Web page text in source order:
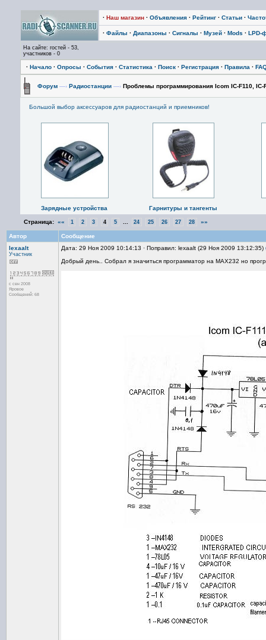
· Наш магазин · Объявления · Рейтинг · Статьи ·
· Файлы · Диапазоны · Сигналы · Музей · Mods · LPD-
На сайте: гостей - 53,
участников - 0
· Начало · Опросы · События · Статистика · Поиск · Регистрация · Правила ·
Форум —› Радиостанции —› Проблемы программирования Icom IC-F110, IC-
Большой выбор аксессуаров для радиостанций и приемников!
Зарядные устройства Гарнитуры и тангенты
Страница: «« 1 2 3 4 5 24 25 26 27 28 »»
Автор
Сообщение
lexaalt
Участник
с сен 2008
Яровое
Сообщений: 68
Дата: 29 Ноя 2009 10:14:13 · Поправил: lexaalt (29 Ноя 2009 13:12:35)
Добрый день.. Собрал я значиться программатор на MAX232 но